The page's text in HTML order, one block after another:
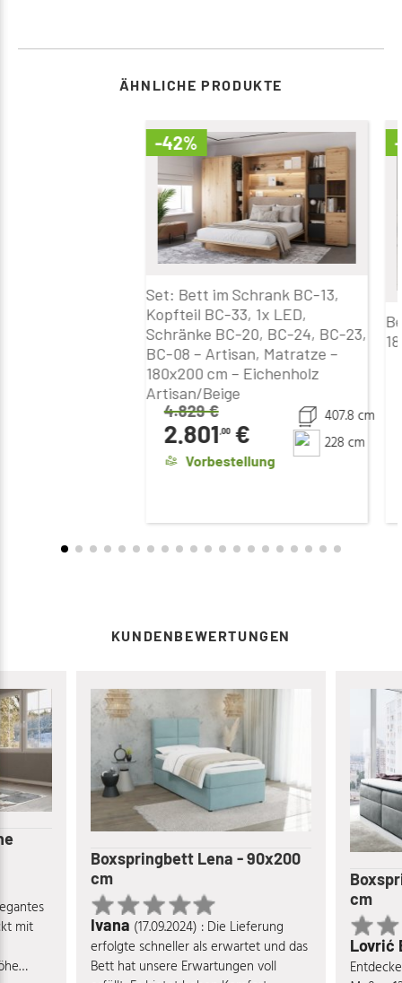
ÄHNLICHE PRODUKTE
-42%
Set: Bett im Schrank BC-13,
Kopfteil BC-33, 1x LED,
Schränke BC-20, BC-24, BC-23,
BC-08 – Artisan, Matratze –
180x200 cm – Eichenholz
Artisan/Beige
4.829€
2.801,00€
Vorbestellung
407.8 cm
228 cm
KUNDENBEWERTUNGEN
mit
Boxspringbett Lena - 90x200
cm
Ivana (17.09.2024) : Die Lieferung
erfolgte schneller als erwartet und das
Bett hat unsere Erwartungen voll
cm
Lovrić